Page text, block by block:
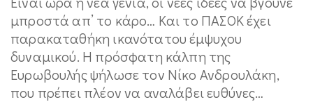
μπροστά απ’ το κάρο… Και το ΠΑΣΟΚ έχει
παρακαταθήκη ικανότατου έμψυχου
δυναμικού. Η πρόσφατη κάλπη της
Ευρωβουλής ψήλωσε τον Νίκο Ανδρουλάκη,
που πρέπει πλέον να αναλάβει ευθύνες…